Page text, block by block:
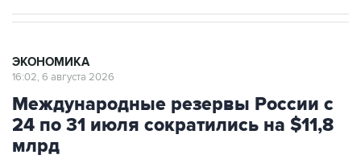
ЭКОНОМИКА
16:02, 6 августа 2026
Международные резервы России с
24 по 31 июля сократились на $11,8
млрд